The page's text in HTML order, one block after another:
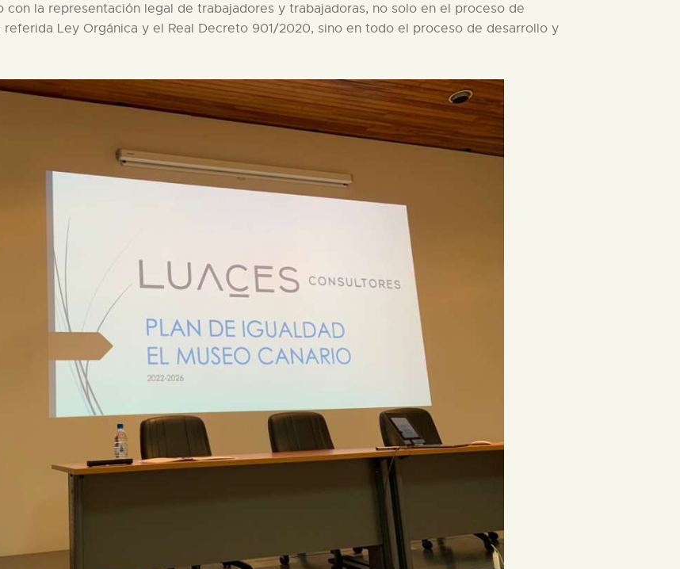
la representación legal de trabajadores y trabajadoras, no solo en el proceso de
Ley Orgánica y el Real Decreto 901/2020, sino en todo el proceso de desarrollo y